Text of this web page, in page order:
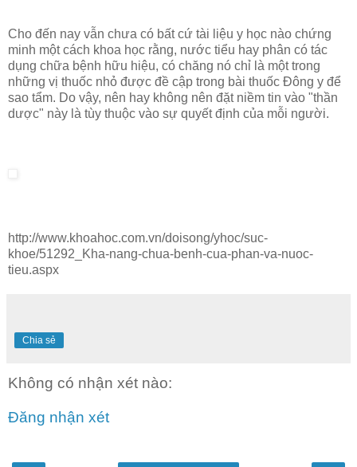
Cho đến nay vẫn chưa có bất cứ tài liệu y học nào chứng
minh một cách khoa học rằng, nước tiểu hay phân có tác
dụng chữa bệnh hữu hiệu, có chăng nó chỉ là một trong
những vị thuốc nhỏ được đề cập trong bài thuốc Đông y để
sao tẩm. Do vậy, nên hay không nên đặt niềm tin vào "thần
dược" này là tùy thuộc vào sự quyết định của mỗi người.
http://www.khoahoc.com.vn/doisong/yhoc/suc-
khoe/51292_Kha-nang-chua-benh-cua-phan-va-nuoc-
tieu.aspx
Chia sẻ
Không có nhận xét nào:
Đăng nhận xét